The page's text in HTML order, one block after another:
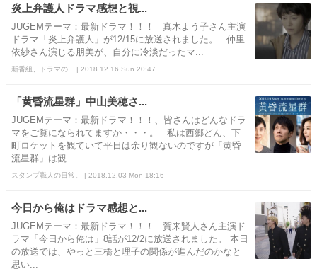
炎上弁護人ドラマ感想と視...
JUGEMテーマ：最新ドラマ！！！ 真木よう子さん主演
ドラマ「炎上弁護人」が12/15に放送されました。 仲里
依紗さん演じる朋美が、自分に冷淡だったマ...
新番組、ドラマの... | 2018.12.16 Sun 20:47
「黄昏流星群」中山美穂さ...
JUGEMテーマ：最新ドラマ！！！、皆さんはどんなドラ
マをご覧になられてますか・・・。 私は西郷どん、下
町ロケットを観ていて平日は余り観ないのですが「黄昏
流星群」は観...
スタンプ職人の日常。 | 2018.12.03 Mon 18:16
今日から俺はドラマ感想と...
JUGEMテーマ：最新ドラマ！！！ 賀来賢人さん主演ド
ラマ「今日から俺は」8話が12/2に放送されました。 本日
の放送では、やっと三橋と理子の関係が進んだのかなと
思い...